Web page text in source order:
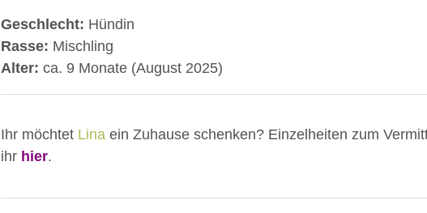
Geschlecht: Hündin
Rasse: Mischling
Alter: ca. 9 Monate (August 2025)
Ihr möchtet Linaein Zuhause schenken? Einzelheiten zum
ihr hier.